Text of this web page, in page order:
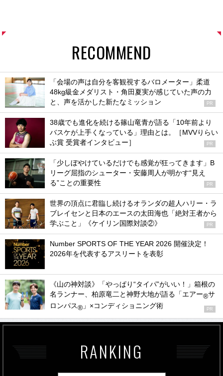
RECOMMEND
「会場の声は自分を客観視するバロメーター」柔道
48kg級金メダリスト・角田夏実が感じていた声の力
と、声を活かした新たなミッション
PR
38歳でも進化を続ける篠山竜青が語る「10年前より
バスケが上手くなっている」理由とは。［MVVりらい
ぶ賞 受賞者インタビュー］
PR
「少しぼやけているだけでも感覚が狂ってきます」B
リーグ屈指のシューター・安藤周人が明かす“見え
る”ことの重要性
PR
世界の頂点に君臨し続けるオランダの超人ハリー・ラ
ブレイセンと日本のエースの太田海也「絶対王者から
学ぶこと」《ケイリン国際対談②》
PR
Number SPORTS OF THE YEAR 2026 開催決定！
2026年を代表するアスリートを表彰
《山の神対談》「やっぱり“タイパ”がいい！」箱根の
名ランナー、柏原竜二と神野大地が語る「エアー®サ
ロンパス® 」×コンディショニング術 PR
RANKING